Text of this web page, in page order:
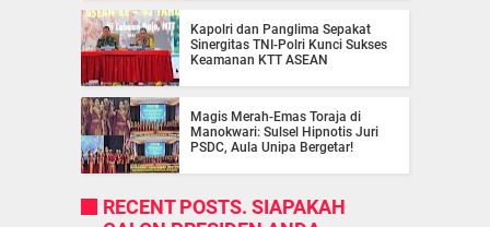
Kapolri dan Panglima Sepakat
Sinergitas TNI-Polri Kunci Sukses
Keamanan KTT ASEAN
Magis Merah-Emas Toraja di
Manokwari: Sulsel Hipnotis Juri
PSDC, Aula Unipa Bergetar!
RECENT POSTS. SIAPAKAH